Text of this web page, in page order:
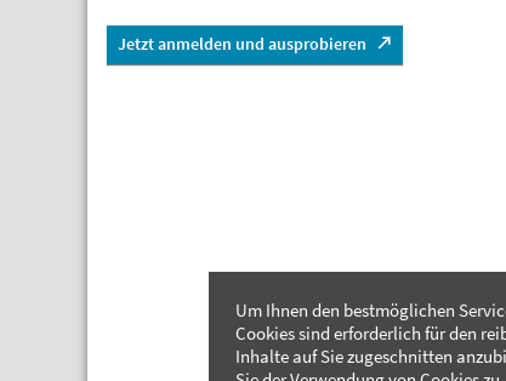
Jetzt anmelden und ausprobieren
Um Ihnen den bestmöglichen
Cookies sind erforderlich für den
Inhalte auf Sie zugeschnitten